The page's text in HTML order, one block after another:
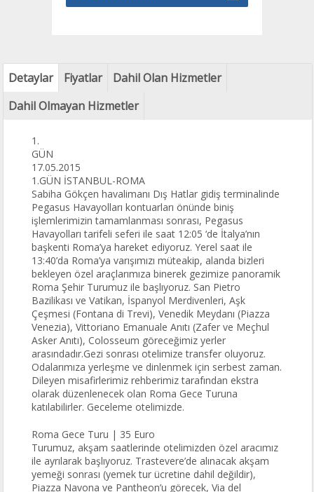
Detaylar Fiyatlar
Dahil Olan Hizmetler
Dahil Olmayan Hizmetler
1.
GÜN
17.05.2015
1.GÜN İSTANBUL-ROMA
Sabiha Gökçen havalimanı Dış Hatlar gidiş terminalinde
Pegasus Havayolları kontuarları önünde biniş
işlemlerimizin tamamlanması sonrası, Pegasus
Havayolları tarifeli seferi ile saat 12:05 ‘de İtalya’nın
başkenti Roma’ya hareket ediyoruz. Yerel saat ile
13:40’da Roma’ya varışımızı müteakip, alanda bizleri
bekleyen özel araçlarımıza binerek gezimize panoramik
Roma Şehir Turumuz ile başlıyoruz. San Pietro
Bazilikası ve Vatikan, İspanyol Merdivenleri, Aşk
Çeşmesi (Fontana di Trevi), Venedik Meydanı (Piazza
Venezia), Vittoriano Emanuale Anıtı (Zafer ve Meçhul
Asker Anıtı), Colosseum göreceğimiz yerler
arasındadır.Gezi sonrası otelimize transfer oluyoruz.
Odalarımıza yerleşme ve dinlenmek için serbest zaman.
Dileyen misafirlerimiz rehberimiz tarafından ekstra
olarak düzenlenecek olan Roma Gece Turuna
katılabilirler. Geceleme otelimizde.
Roma Gece Turu | 35 Euro
Turumuz, akşam saatlerinde otelimizden özel aracımız
ile ayrılarak başlıyoruz. Trastevere’de alınacak akşam
yemeği sonrası (yemek tur ücretine dahil değildir),
Piazza Navona ve Pantheon’u görecek, Via del